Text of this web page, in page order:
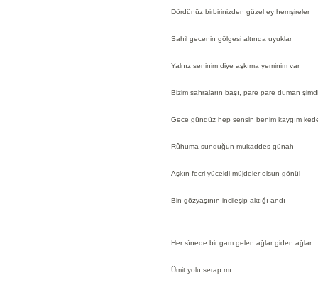
Dördünüz birbirinizden güzel ey hemşireler
Sahil gecenin gölgesi altında uyuklar
Yalnız seninim diye aşkıma yeminim var
Bizim sahraların başı, pare pare duman şimdi
Gece gündüz hep sensin benim kaygım
Rûhuma sunduğun mukaddes günah
Aşkın fecri yüceldi müjdeler olsun gönül
Bin gözyaşının incileşip aktığı andı
Her sînede bir gam gelen ağlar giden ağlar
Ümit yolu serap mı